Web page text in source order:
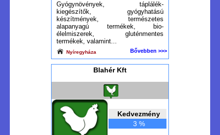
Gyógynövények, táplálék-
kiegészítők, gyógyhatású
készítmények, természetes
alapanyagú termékek, bio-
élelmiszerek, gluténmentes
termékek, valamint...
Nyíregyháza Bővebben >>>
Blahér Kft
Kedvezmény
3 %